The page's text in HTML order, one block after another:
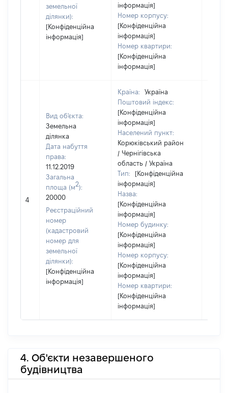
земельної
ділянки):
[Конфіденційна
інформація]
інформація]
Номер корпусу:
[Конфіденційна
інформація]
Номер квартири:
[Конфіденційна
інформація]
4
Вид об'єкта:
Земельна
ділянка
Дата набуття
права:
11.12.2019
Загальна
площа (м2):
20000
Реєстраційний
номер
(кадастровий
номер для
земельної
ділянки):
[Конфіденційна
інформація]
Країна:
Україна
Поштовий індекс:
[Конфіденційна
інформація]
Населений пункт:
Корюківський район
/ Чернігівська
область / Україна
Тип:
[Конфіденційна
інформація]
Назва:
[Конфіденційна
інформація]
Номер будинку:
[Конфіденційна
інформація]
Номер корпусу:
[Конфіденційна
інформація]
Номер квартири:
[Конфіденційна
інформація]
4. Об'єкти незавершеного
будівництва